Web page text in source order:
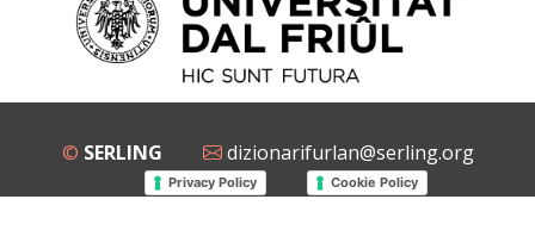
© SERLING dizionarifurlan@serling.org
Privacy Policy Cookie Policy